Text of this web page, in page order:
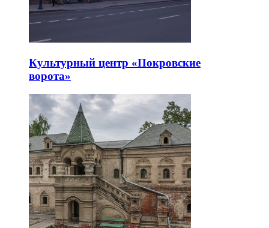
Культурный центр «Покровские
ворота»